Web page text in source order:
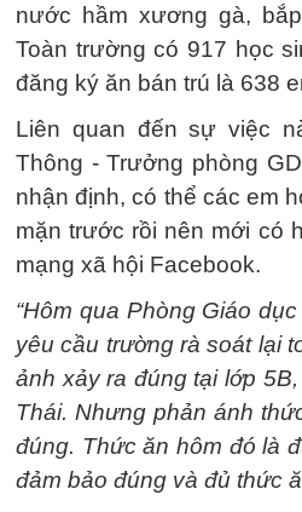
nước hầm xương gà,
Toàn trường có 917 học
đăng ký ăn bán trú là 638
Liên quan đến sự việc
Thông - Trưởng phòng
nhận định, có thể các em
mặn trước rồi nên mới có
mạng xã hội Facebook.
“Hôm qua Phòng Giáo
yêu cầu trường rà soát lại
ảnh xảy ra đúng tại lớp
Thái. Nhưng phản ánh
đúng. Thức ăn hôm đó là
đảm bảo đúng và đủ thức